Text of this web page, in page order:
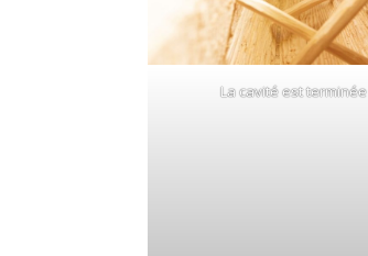
La cavité est terminée